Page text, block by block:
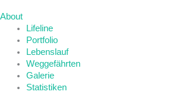
About
Lifeline
Portfolio
Lebenslauf
Weggefährten
Galerie
Statistiken